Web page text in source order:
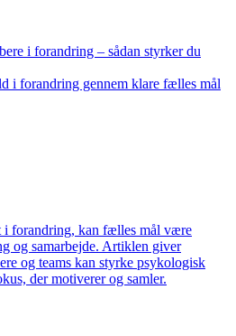
i forandring – sådan styrker du
i forandring gennem klare fælles mål
i forandring, kan fælles mål være
og samarbejde. Artiklen giver
og teams kan styrke psykologisk
der motiverer og samler.